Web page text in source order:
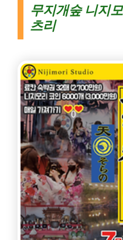
무지개숲 니지
츠리